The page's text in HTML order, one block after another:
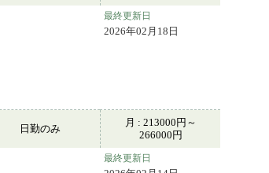
最終更新日
2026年02月18日
日勤のみ
月 : 213000円～
266000円
最終更新日